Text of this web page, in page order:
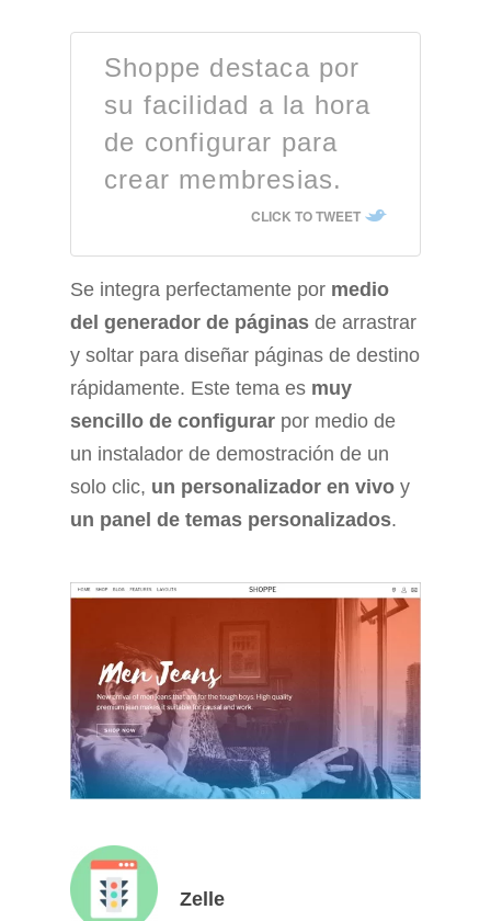
Shoppe destaca por
su facilidad a la hora
de configurar para
crear membresias.
CLICK TO TWEET
Se integra perfectamente por medio
del generador de páginas de arrastrar
y soltar para diseñar páginas de destino
rápidamente. Este tema es muy
sencillo de configurar por medio de
un instalador de demostración de un
solo clic, un personalizador en vivo y
un panel de temas personalizados.
Zelle